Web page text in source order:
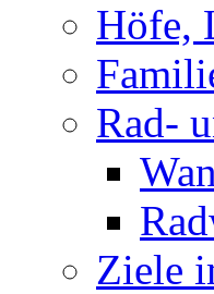
Höfe,
Rad-
Ziele